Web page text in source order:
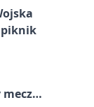
piknik
mecz